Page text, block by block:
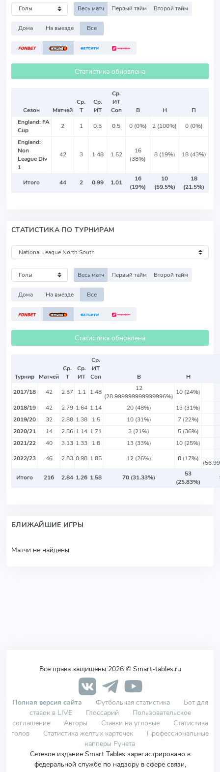
Весь матч Первый тайм Второй тайм
Дома На выезде Все
Статистика обновлена
Сезон Матчей
Ср.
Т
Ср.
ИТ
Ср.
ИТ
Соп
В Н
П
England: FA
Cup
2 1 0.5 0.5 0 (0%) 2 (100%) 0 (0%)
England:
Non
League Div
1
42 3 1.48 1.52
16
(38%)
8 (19%) 18 (43%)
Итого 44 2 0.99 1.01
16
(19%)
10
(59.5%)
18
(21.5%)
СТАТИСТИКА ПО ТУРНИРАМ
Весь матч Первый тайм Второй тайм
Дома На выезде Все
Статистика обновлена
Турнир Матчей
Ср.
Т
Ср.
ИТ
Ср.
ИТ
Соп
В
Н
2017/18
42 2.57 1.1 1.48
12
(28.999999999999996%)
10 (24%)
2018/19
42 2.79 1.64 1.14 20 (48%)
13 (31%)
2019/20
32 2.88 1.38 1.5 10 (31%)
7 (22%)
2020/21
14 2.86 1.14 1.71 3 (21%)
5 (36%)
2021/22
40 3.13 1.33 1.8 13 (33%)
10 (25%)
2022/23
46 2.83 0.98 1.85 12 (26%) 8 (17%)
Итого
216 2.84 1.26 1.58 70 (31.33%)
53
(25.83%)
БЛИЖАЙШИЕ ИГРЫ
Матчи не найдены
Все права защищены 2026 © Smart-tables.ru
Полная версия сайта Футбольная статистика
Бот для
ставок в LIVE
Глоссарий
Пользовательское
соглашение
Авторы Ставки на угловые
Статистика
голов
Статистика желтых карточек
Профессиональные
капперы Рунета
Сетевое издание Smart Tables зарегистрировано в
федеральной службе по надзору в сфере связи,